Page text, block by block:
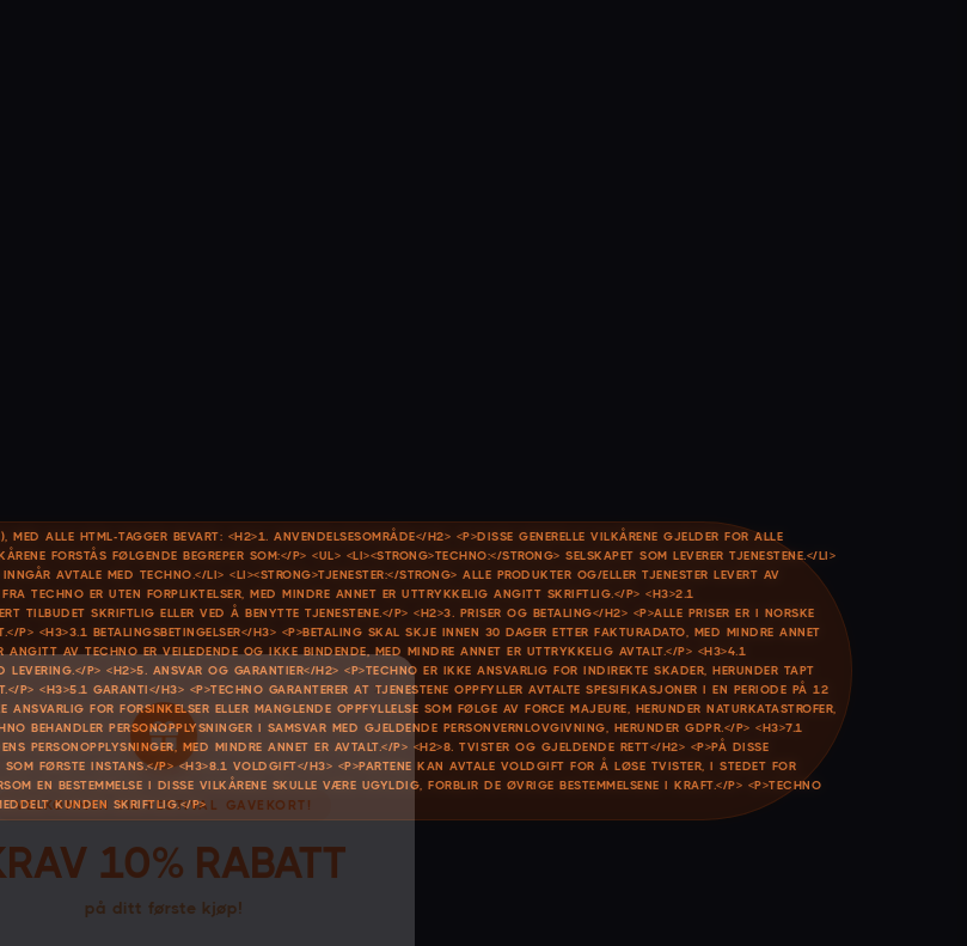
ALLE HTML-TAGGER BEVART: <H2>1. ANVENDELSESOMRÅDE</H2> <P>DISSE GENERELLE VILKÅRENE GJELDER FOR ALLE
FORSTÅS FØLGENDE BEGREPER SOM:</P> <UL> <LI><STRONG>TECHNO:</STRONG> SELSKAPET SOM LEVERER TJENESTENE.</LI>
AVTALE MED TECHNO.</LI> <LI><STRONG>TJENESTER:</STRONG> ALLE PRODUKTER OG/ELLER TJENESTER LEVERT AV
TECHNO ER UTEN FORPLIKTELSER, MED MINDRE ANNET ER UTTRYKKELIG ANGITT SKRIFTLIG.</P> <H3>2.1
TILBUDET SKRIFTLIG ELLER VED Å BENYTTE TJENESTENE.</P> <H2>3. PRISER OG BETALING</H2> <P>ALLE PRISER ER I NORSKE
P> <H3>3.1 BETALINGSBETINGELSER</H3> <P>BETALING SKAL SKJE INNEN 30 DAGER ETTER FAKTURADATO, MED MINDRE ANNET
AV TECHNO ER VEILEDENDE OG IKKE BINDENDE, MED MINDRE ANNET ER UTTRYKKELIG AVTALT.</P> <H3>4.1
LEVERING.</P> <H2>5. ANSVAR OG GARANTIER</H2> <P>TECHNO ER IKKE ANSVARLIG FOR INDIREKTE SKADER, HERUNDER TAPT
P> <H3>5.1 GARANTI</H3> <P>TECHNO GARANTERER AT TJENESTENE OPPFYLLER AVTALTE SPESIFIKASJONER I EN PERIODE PÅ 12
FOR FORSINKELSER ELLER MANGLENDE OPPFYLLELSE SOM FØLGE AV FORCE MAJEURE, HERUNDER NATURKATASTROFER,
BEHANDLER PERSONOPPLYSNINGER I SAMSVAR MED GJELDENDE PERSONVERNLOVGIVNING, HERUNDER GDPR.</P> <H3>7.1
PERSONOPPLYSNINGER, MED MINDRE ANNET ER AVTALT.</P> <H2>8. TVISTER OG GJELDENDE RETT</H2> <P>PÅ DISSE
FØRSTE INSTANS.</P> <H3>8.1 VOLDGIFT</H3> <P>PARTENE KAN AVTALE VOLDGIFT FOR Å LØSE TVISTER, I STEDET FOR
EN BESTEMMELSE I DISSE VILKÅRENE SKULLE VÆRE UGYLDIG, FORBLIR DE ØVRIGE BESTEMMELSENE I KRAFT.</P> <P>TECHNO
KUNDEN SKRIFTLIG.</P>
×
VELKOMMEN TIL FESTIVAL GAVEKORT!
10% RABATT
på ditt første kjøp!